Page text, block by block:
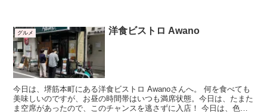
グルメ 洋食ビストロ Awano
今日は、堺筋本町にある洋食ビストロ Awanoさんへ。 何を食べても
美味しいのですが、お昼の時間帯はいつも満席状態。今日は、たまた
ま空席があったので、このチャンスを逃さずに入店！ 今日は、色々